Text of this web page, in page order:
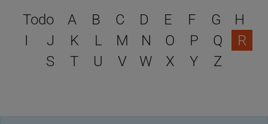
Selecciona una letra
Todo A B C D E F G
H
I
J K L M N O P Q
R
S
T U V W X Y Z